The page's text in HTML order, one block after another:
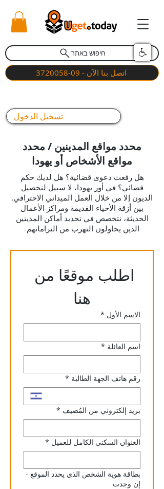
חיפוש באתר
اتصل بنا الآن - 09-3720058
تسجيل الدخول
محدد مواقع المدينين / محدد
مواقع الأشخاص أو يهودا
هل رفعت دعوى قضائية؟ هل لديك حكم
قضائي؟ في أور يهودا، لا سبيل لتحصيل
الديون إلا من خلال العمل الميداني الاحترافي.
بين أزقة الأحياء القديمة ومراكز الأعمال
الحديثة، نتخصص في تحديد أماكن المدينين
الذين يحاولون التهرب من التزاماتهم.
هنا
الاسم الأول *
اسم العائلة *
رقم هاتف الجهة الطالبة *
بريد إلكتروني من المُضيف *
العنوان السكني الكامل للعميل *
بطاقة هوية الشخص الذي يحدد الموقع -
إن وجدت